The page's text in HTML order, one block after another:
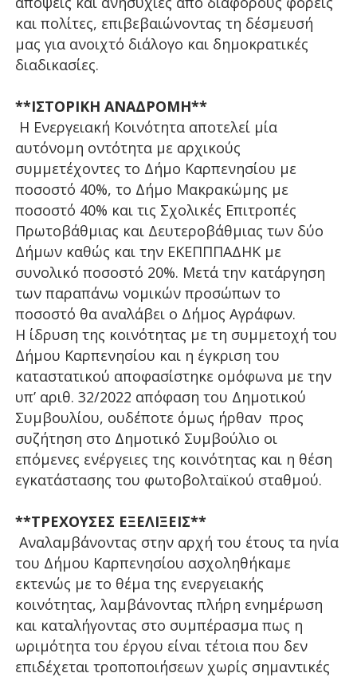
και πολίτες, επιβεβαιώνοντας τη δέσμευσή
μας για ανοιχτό διάλογο και δημοκρατικές
διαδικασίες.
**ΙΣΤΟΡΙΚΗ ΑΝΑΔΡΟΜΗ**
Η Ενεργειακή Κοινότητα αποτελεί μία
αυτόνομη οντότητα με αρχικούς
συμμετέχοντες το Δήμο Καρπενησίου με
ποσοστό 40%, το Δήμο Μακρακώμης με
ποσοστό 40% και τις Σχολικές Επιτροπές
Πρωτοβάθμιας και Δευτεροβάθμιας των δύο
Δήμων καθώς και την ΕΚΕΠΠΠΑΔΗΚ με
συνολικό ποσοστό 20%. Μετά την κατάργηση
των παραπάνω νομικών προσώπων το
ποσοστό θα αναλάβει ο Δήμος Αγράφων.
Η ίδρυση της κοινότητας με τη συμμετοχή του
Δήμου Καρπενησίου και η έγκριση του
καταστατικού αποφασίστηκε ομόφωνα με την
υπ’ αριθ. 32/2022 απόφαση του Δημοτικού
Συμβουλίου, ουδέποτε όμως ήρθαν προς
συζήτηση στο Δημοτικό Συμβούλιο οι
επόμενες ενέργειες της κοινότητας και η θέση
εγκατάστασης του φωτοβολταϊκού σταθμού.
**ΤΡΕΧΟΥΣΕΣ ΕΞΕΛΙΞΕΙΣ**
Αναλαμβάνοντας στην αρχή του έτους τα ηνία
του Δήμου Καρπενησίου ασχοληθήκαμε
εκτενώς με το θέμα της ενεργειακής
κοινότητας, λαμβάνοντας πλήρη ενημέρωση
και καταλήγοντας στο συμπέρασμα πως η
ωριμότητα του έργου είναι τέτοια που δεν
επιδέχεται τροποποιήσεων χωρίς σημαντικές